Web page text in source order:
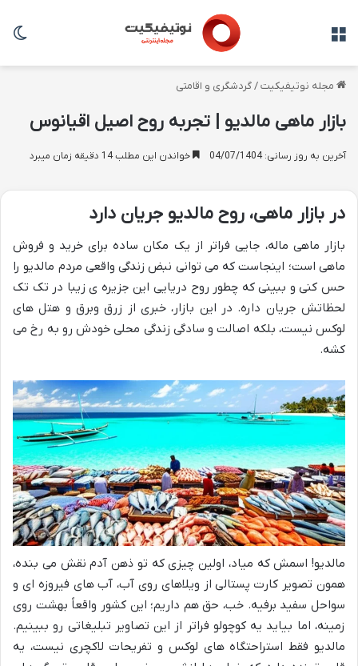
مجله نوتیفیکیت/گردشگری و اقامتی
بازار ماهی مالدیو | تجربه روح اصیل اقیانوس
آخرین به روز رسانی: 04/07/1404 خواندن این مطلب 14 دقیقه زمان میبرد
در بازار ماهی، روح مالدیو جریان دارد
بازار ماهی ماله، جایی فراتر از یک مکان ساده برای خرید و فروش
ماهی است؛ اینجاست که می توانی نبض زندگی واقعی مردم مالدیو را
حس کنی و ببینی که چطور روح دریایی این جزیره ی زیبا در تک تک
لحظاتش جریان داره. در این بازار، خبری از زرق وبرق و هتل های
لوکس نیست، بلکه اصالت و سادگی زندگی محلی خودش رو به رخ می
کشه.
مالدیو! اسمش که میاد، اولین چیزی که تو ذهن آدم نقش می بنده،
همون تصویر کارت پستالی از ویلاهای روی آب، آب های فیروزه ای و
سواحل سفید برفیه. خب، حق هم داریم؛ این کشور واقعاً بهشت روی
زمینه، اما بیاید یه کوچولو فراتر از این تصاویر تبلیغاتی رو ببینیم.
مالدیو فقط استراحتگاه های لوکس و تفریحات لاکچری نیست، یه